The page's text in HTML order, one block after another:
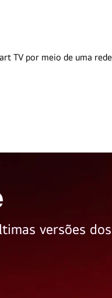
TV por meio de uma
versões